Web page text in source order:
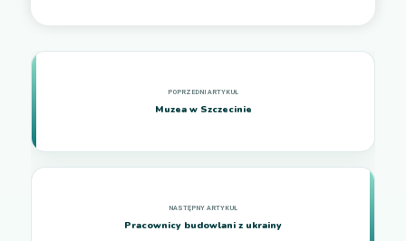
Muzea w Szczecinie
Pracownicy budowlani z ukrainy